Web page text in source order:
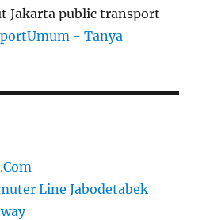
Jakarta public transport
- Tanya
Line Jabodetabek